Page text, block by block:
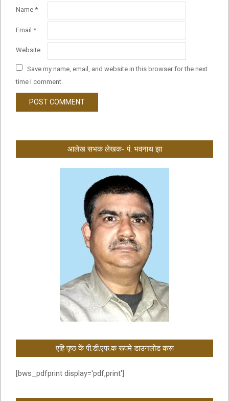
Name *
Email *
Website
Save my name, email, and website in this browser for the next
time I comment.
आलेख सभक लेखक- पं. भवनाथ झा
एहि पृष्ठ कें पी.डी.एफ.क रूपमे डाउनलोड करू
[bws_pdfprint display='pdf,print']